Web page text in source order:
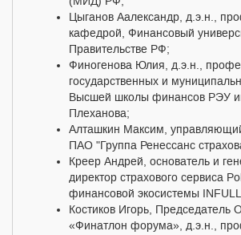
Цыганов Аалександр, д.э.н.,
кафедрой, Финансовый
Правительстве РФ;
Финогенова Юлия, д.э.н.,
государственных и
Высшей школы финансов РЭУ
Плеханова;
Алташкин Максим,
ПАО "Группа Ренессанс
Креер Андрей, основатель и
директор страхового сервиса
финансовой экосистемы
Костиков Игорь, Председатель
«Финатлон форума», д.э.н.,